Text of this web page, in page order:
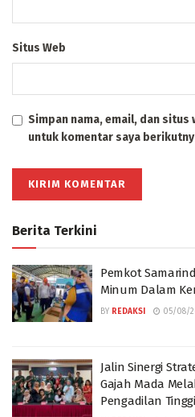
Situs Web
Simpan nama, email, dan situs
untuk komentar saya
Berita Terkini
Pemkot
Minum Dalam
BY REDAKSI 05/08/
Jalin Sinergi
Gajah Mada
Pengadilan